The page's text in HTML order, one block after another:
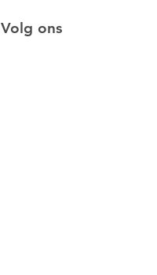
Volg ons